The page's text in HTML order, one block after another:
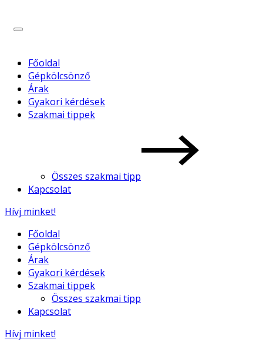
Főoldal
Gépkölcsönző
Árak
Gyakori kérdések
Szakmai tippek
Összes szakmai tipp
Kapcsolat
Hívj minket!
Főoldal
Gépkölcsönző
Árak
Gyakori kérdések
Szakmai tippek
Összes szakmai tipp
Kapcsolat
Hívj minket!